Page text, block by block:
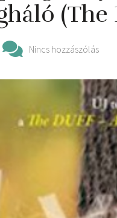
(The
Nincs hozzászólás